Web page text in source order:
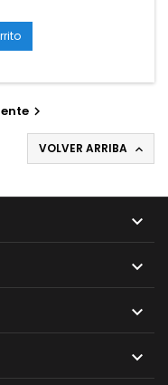

VOLVER ARRIBA 



